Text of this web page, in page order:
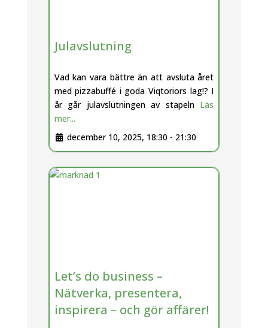
Julavslutning
Vad kan vara bättre än att avsluta året
med pizzabuffé i goda Viqtoriors lag!? I
år går julavslutningen av stapeln Läs
mer...
december 10, 2025, 18:30 - 21:30
Let’s do business –
Nätverka, presentera,
inspirera – och gör affärer!